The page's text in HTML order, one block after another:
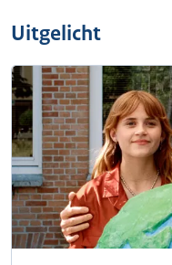
Uitgelicht